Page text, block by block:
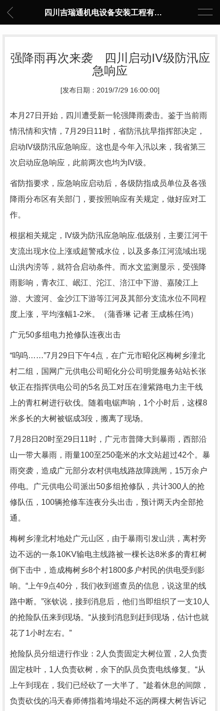
四川吉瑞通机电设备安装工程有限公司
强降雨再次来袭 四川启动IV级防汛应
急响应
[发布日期：2019/7/29 16:00:00]
本月27日开始，四川遭受新一轮强降雨袭击。鉴于当前雨
情汛情和灾情，7月29日11时，省防汛抗旱指挥部决定，
启动IV级防汛应急响应。这也是今年入汛以来，我省第三
次启动应急响应，此前两次也均为IV级。
省防指要求，应急响应启动后，各级防指成员单位及各强
降雨分布区有关部门，要按照响应有关规定，做好应对工
作。
根据相关规定，IV级为防汛应急响应.低级别，主要江河干
支流出现水位上涨或超警戒水位，以及多条江河流域出现
山洪内涝等，就符合启动条件。而水文监测显示，受强降
雨影响，青衣江、岷江、沱江、涪江中下游、嘉陵江上
游、大渡河、金沙江下游等江河及其部分支流水位不同程
度上涨，平均涨幅1-2米。（蒲香琳 记者 王成栋任鸿）
广元50多组电力抢修队连夜出击
“呜呜……”7月29日下午4点，在广元市昭化区梅树乡潼北
村二组，国网广元供电公司昭化分公司明觉服务站站长张
钦正在指挥供电公司的5名员工对压在潼紫路电力主干线
上的青杠树进行砍伐。随着电锯声响，1个小时后，这棵8
米多长的大树被锯成3段，搬离了现场。
7月28日20时至29日11时，广元市普降大到暴雨，西部沿
山一带大暴雨，雨量100至250毫米的水文站超过42个。暴
雨突袭，造成广元部分农村供电线路故障跳闸，15万余户
停电。广元供电公司派出50多组抢修队，共计300人的抢
修队伍，100辆抢修车连夜分头出击，预计两天内全部抢
通。
梅树乡潼北村地处广元山区，由于暴雨引发山洪，离村旁
边不远的一条10KV输电主线路被一棵长达8米多的青杠树
倒下击中，造成梅树乡8个村1800多户村民的供电受到影
响。“上午9点40分，我们收到巡查员的信息，说这里的线
路中断。”张钦说，接到消息后，他们当即组织了一支10人
的抢险队伍来到现场。“从接到消息到赶到现场，估计也就
花了1小时左右。”
抢险队员分组进行作业：2人负责固定大树位置，2人负责
固定枝叶，1人负责砍树，余下的队员负责电线修复。“从
上午到现在，我们已经砍了一大半了。”趁着休息的间隙，
负责砍伐的冯天春师傅指着垮塌处不远的两棵大树告诉记